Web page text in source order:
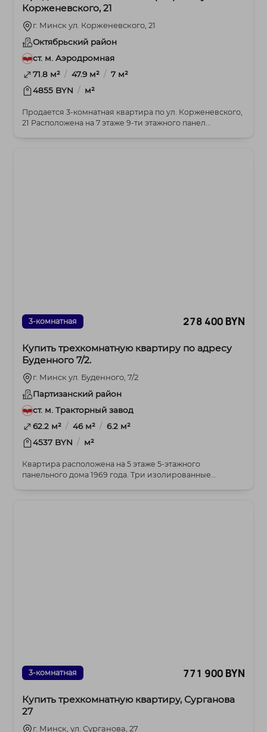
Корженевского, 21
г. Минск ул. Корженевского, 21
Октябрьский район
ст. м. Аэродромная
71.8 м² / 47.9 м² / 7 м²
4855 BYN / м²
Продается 3-комнатная квартира по ул. Корженевского,
21 Расположена на 7 этаже 9-ти этажного панел...
3-комнатная 278 400 BYN
Купить трехкомнатную квартиру по адресу
Буденного 7/2.
г. Минск ул. Буденного, 7/2
Партизанский район
ст. м. Тракторный завод
62.2 м² / 46 м² / 6.2 м²
4537 BYN / м²
Квартира расположена на 5 этаже 5-этажного
панельного дома 1969 года. Три изолированные
3-комнатная 771 900 BYN
Купить трехкомнатную квартиру, Сурганова
27
г. Минск, ул. Сурганова, 27